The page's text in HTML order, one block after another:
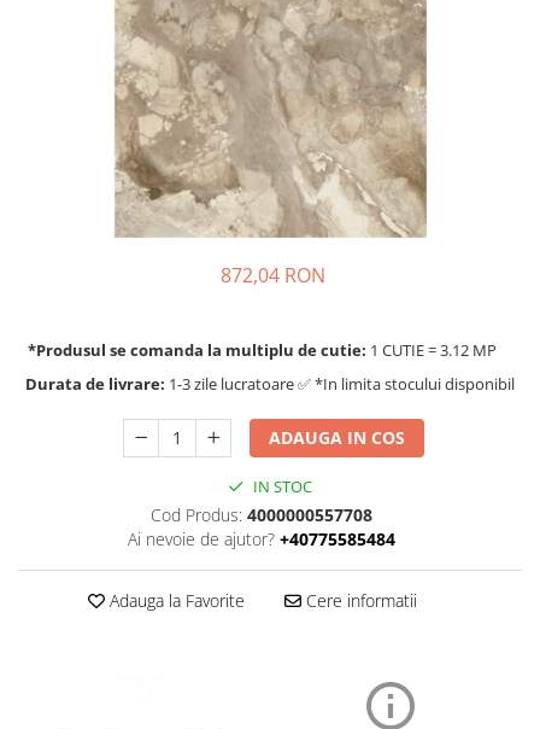
872,04 RON
*Produsul se comanda la multiplu de cutie: 1 CUTIE = 3.12 MP
Durata de livrare: 1-3 zile lucratoare ✅ *In limita stocului disponibil
ADAUGA IN COS
IN STOC
Cod Produs: 4000000557708
Ai nevoie de ajutor? +40775585484
Adauga la Favorite Cere informatii